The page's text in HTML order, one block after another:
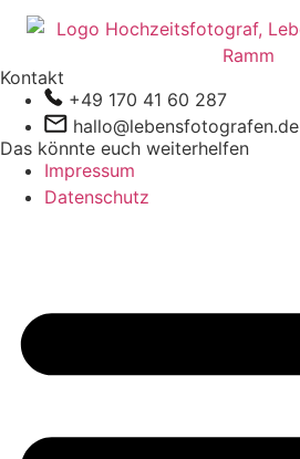
Kontakt
+49 170 41 60 287
hallo@lebensfotografen.de
Das könnte euch weiterhelfen
Impressum
Datenschutz